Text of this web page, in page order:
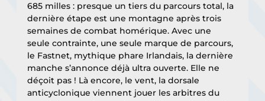
685 milles : presque un tiers du parcours total, la
dernière étape est une montagne après trois
semaines de combat homérique. Avec une
seule contrainte, une seule marque de parcours,
le Fastnet, mythique phare Irlandais, la dernière
manche s’annonce déjà ultra ouverte. Elle ne
déçoit pas ! Là encore, le vent, la dorsale
anticyclonique viennent jouer les arbitres du